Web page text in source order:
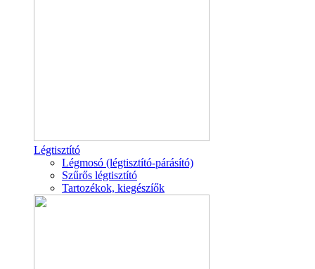
Légtisztító
Légmosó (légtisztító-párásító)
Szűrős légtisztító
Tartozékok, kiegészíők